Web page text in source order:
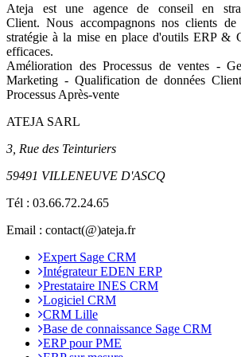
Ateja est une agence de conseil en
Client.Nous accompagnons nos clients
stratégie à la mise en place d'outils ERP &
efficaces.
Amélioration des Processus de ventes -
Marketing - Qualification de données
Processus Après-vente
ATEJA SARL
3, Rue des Teinturiers
59491 VILLENEUVE D'ASCQ
Tél : 03.66.72.24.65
Email : contact(@)ateja.fr
Expert Sage CRM
Intégrateur EDEN ERP
Prestataire INES CRM
Logiciel CRM
CRM Lille
Base de connaissance Sage CRM
ERP pour PME